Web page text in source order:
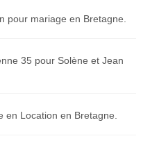
pour mariage en Bretagne.
35 pour Solène et Jean
en Location en Bretagne.